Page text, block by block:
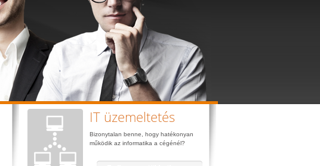
IT üzemeltetés
Bizonytalan benne, hogy hatékonyan
működik az informatika a cégénél?